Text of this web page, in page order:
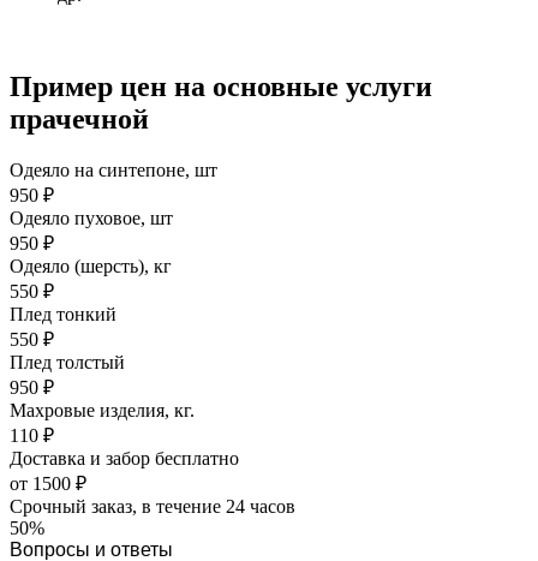
Пример цен на основные услуги
прачечной
Одеяло на синтепоне, шт
950 ₽
Одеяло пуховое, шт
950 ₽
Одеяло (шерсть), кг
550 ₽
Плед тонкий
550 ₽
Плед толстый
950 ₽
Махровые изделия, кг.
110 ₽
Доставка и забор бесплатно
от 1500 ₽
Срочный заказ, в течение 24 часов
50%
Вопросы и ответы